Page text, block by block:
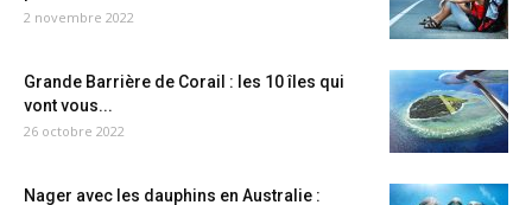
2 novembre 2022
Grande Barrière de Corail : les 10 îles qui
vont vous...
26 octobre 2022
Nager avec les dauphins en Australie :